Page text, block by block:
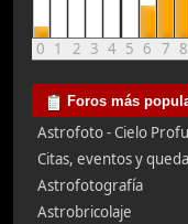
0 1 2 3 4 5 6 7 8
Foros más
Astrofoto - Cielo
Citas, eventos y
Astrofotografía
Astrobricolaje